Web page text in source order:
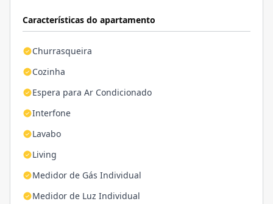
Características do apartamento
Churrasqueira
Cozinha
Espera para Ar Condicionado
Interfone
Lavabo
Living
Medidor de Gás Individual
Medidor de Luz Individual